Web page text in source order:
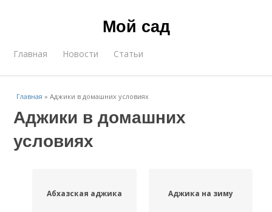
Мой сад
Главная Новости Статьи
Главная »Аджики в домашних условиях
Аджики в домашних
условиях
Абхазская аджика Аджика на зиму